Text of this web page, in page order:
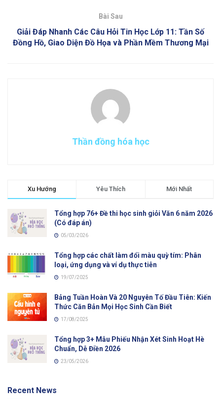
Bài Sau
Giải Đáp Nhanh Các Câu Hỏi Tin Học Lớp 11: Tần Số
Đồng Hồ, Giao Diện Đồ Họa và Phần Mềm Thương Mại
Thần đồng hóa học
Xu Hướng Yêu Thích Mới Nhất
Tổng hợp 76+ Đề thi học sinh giỏi Văn 6 năm 2026
(Có đáp án)
05/03/2026
Tổng hợp các chất làm đổi màu quỳ tím: Phân
loại, ứng dụng và ví dụ thực tiễn
19/07/2025
Bảng Tuần Hoàn Và 20 Nguyên Tố Đầu Tiên: Kiến
Thức Căn Bản Mọi Học Sinh Cần Biết
17/08/2025
Tổng hợp 3+ Mẫu Phiếu Nhận Xét Sinh Hoạt Hè
Chuẩn, Dễ Điền 2026
23/05/2026
Recent News